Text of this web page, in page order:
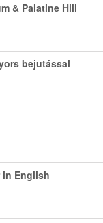
& Palatine Hill
bejutással
in English